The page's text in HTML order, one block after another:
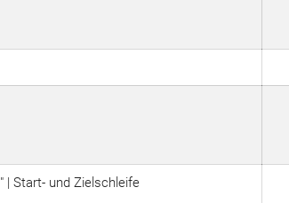
| Start- und Zielschleife